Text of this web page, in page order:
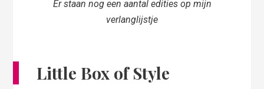
Er staan nog een aantal edities op mijn
verlanglijstje
Little Box of Style